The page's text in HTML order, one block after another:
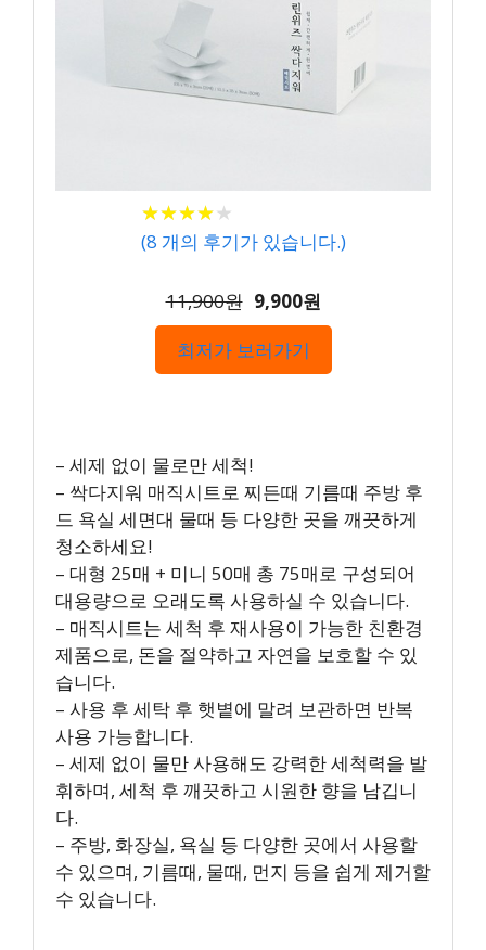
★★★★★
★★★★★
(8 개의 후기가 있습니다.)
11,900원 9,900원
최저가 보러가기
– 세제 없이 물로만 세척!
– 싹다지워 매직시트로 찌든때 기름때 주방 후
드 욕실 세면대 물때 등 다양한 곳을 깨끗하게
청소하세요!
– 대형 25매 + 미니 50매 총 75매로 구성되어
대용량으로 오래도록 사용하실 수 있습니다.
– 매직시트는 세척 후 재사용이 가능한 친환경
제품으로, 돈을 절약하고 자연을 보호할 수 있
습니다.
– 사용 후 세탁 후 햇볕에 말려 보관하면 반복
사용 가능합니다.
– 세제 없이 물만 사용해도 강력한 세척력을 발
휘하며, 세척 후 깨끗하고 시원한 향을 남깁니
다.
– 주방, 화장실, 욕실 등 다양한 곳에서 사용할
수 있으며, 기름때, 물때, 먼지 등을 쉽게 제거할
수 있습니다.